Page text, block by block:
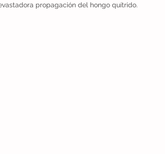
propagación del hongo quítrido.